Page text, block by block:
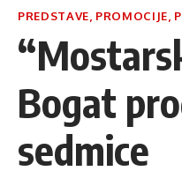
PREDSTAVE, PROMOCIJE,
Bogat
sedmice